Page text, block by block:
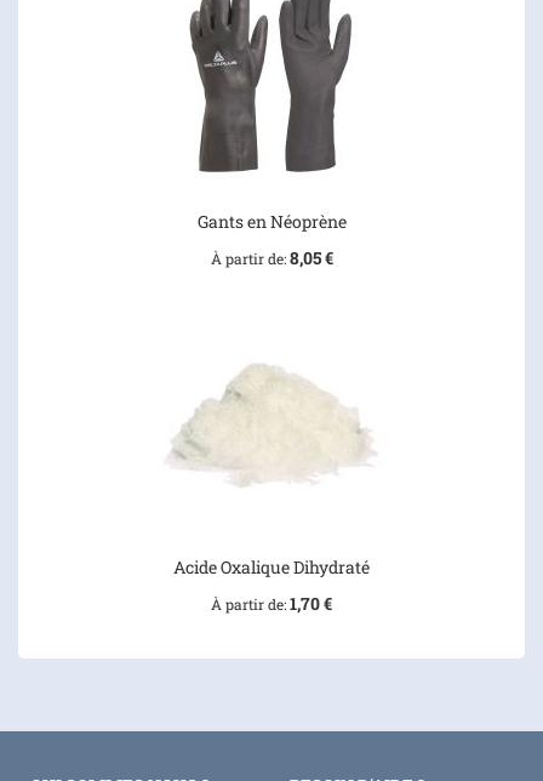
Gants en Néoprène
À partir de 8,05 €
Acide Oxalique Dihydraté
À partir de 1,70 €